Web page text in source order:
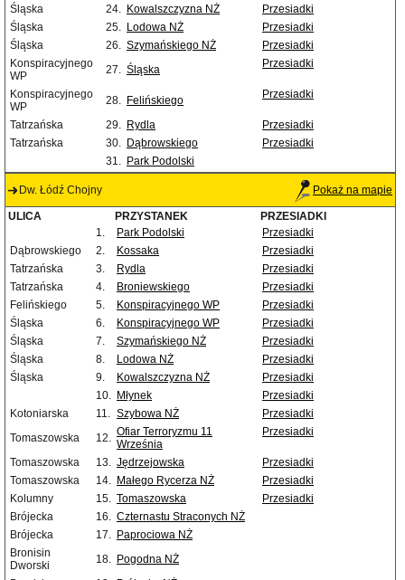
Śląska
24. Kowalszczyzna NŻ
Przesiadki
Śląska
25. Lodowa NŻ
Przesiadki
Śląska
26. Szymańskiego NŻ
Przesiadki
Konspiracyjnego
WP
27. Śląska Przesiadki
Konspiracyjnego
WP
28. Felińskiego Przesiadki
Tatrzańska 29. Rydla
Przesiadki
Tatrzańska
30. Dąbrowskiego
Przesiadki
31. Park Podolski
Dw. Łódź Chojny Pokaż na mapie
ULICA PRZYSTANEK
PRZESIADKI
1.
Park Podolski
Przesiadki
Dąbrowskiego
2. Kossaka
Przesiadki
Tatrzańska
3. Rydla
Przesiadki
Tatrzańska
4. Broniewskiego
Przesiadki
Felińskiego
5. Konspiracyjnego WP
Przesiadki
Śląska
6. Konspiracyjnego WP
Przesiadki
Śląska
7. Szymańskiego NŻ
Przesiadki
Śląska
8. Lodowa NŻ
Przesiadki
Śląska
9. Kowalszczyzna NŻ
Przesiadki
10. Młynek
Przesiadki
Kotoniarska
11. Szybowa NŻ
Przesiadki
Tomaszowska
12. Ofiar Terroryzmu 11
Września
Przesiadki
Tomaszowska 13. Jędrzejowska
Przesiadki
Tomaszowska
14. Małego Rycerza NŻ
Przesiadki
Kolumny
15. Tomaszowska
Przesiadki
Brójecka
16. Czternastu Straconych NŻ
Brójecka
17. Paprociowa NŻ
Bronisin
Dworski
18. Pogodna NŻ